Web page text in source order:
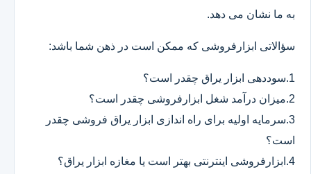
به ما نشان می دهد.
سؤالاتی ابزارفروشی که ممکن است در ذهن شما باشد:
1.سوددهی ابزار یراق چقدر است؟
2.میزان درآمد شغل ابزارفروشی چقدر است؟
3.سرمایه اولیه برای راه اندازی ابزار یراق فروشی چقدر
است؟
4.ابزارفروشی اینترنتی بهتر است یا مغازه ابزار یراق؟